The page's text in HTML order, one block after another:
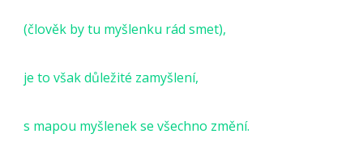
(člověk by tu myšlenku rád smet),
je to však důležité zamyšlení,
s mapou myšlenek se všechno změní.